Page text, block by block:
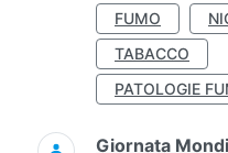
FUMO
TABACCO
PATOLOGIE
Giornata